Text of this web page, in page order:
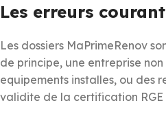
Les erreurs
Les dossiers MaPrimeRenov
de principe, une entreprise
equipements installes, ou des
validite de la certification